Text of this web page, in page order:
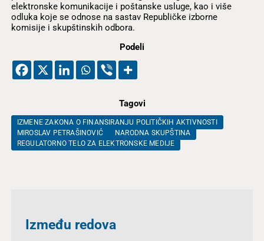
elektronske komunikacije i poštanske usluge, kao i više
odluka koje se odnose na sastav Republičke izborne
komisije i skupštinskih odbora.
Podeli
Tagovi
IZMENE ZAKONA O FINANSIRANJU POLITIČKIH AKTIVNOSTI
MIROSLAV PETRAŠINOVIĆ
NARODNA SKUPŠTINA
REGULATORNO TELO ZA ELEKTRONSKE MEDIJE
Između redova